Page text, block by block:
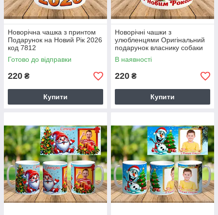
Новорічна чашка з принтом
Подарунок на Новий Рік 2026
код 7812
Готово до відправки
220 ₴
Купити
Новорічні чашки з
улюбленцями Оригінальний
подарунок власнику собаки
на Новий Рік код 7909
В наявності
220 ₴
Купити